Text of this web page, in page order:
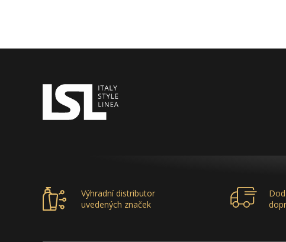
Výhradní distributor
uvedených značek